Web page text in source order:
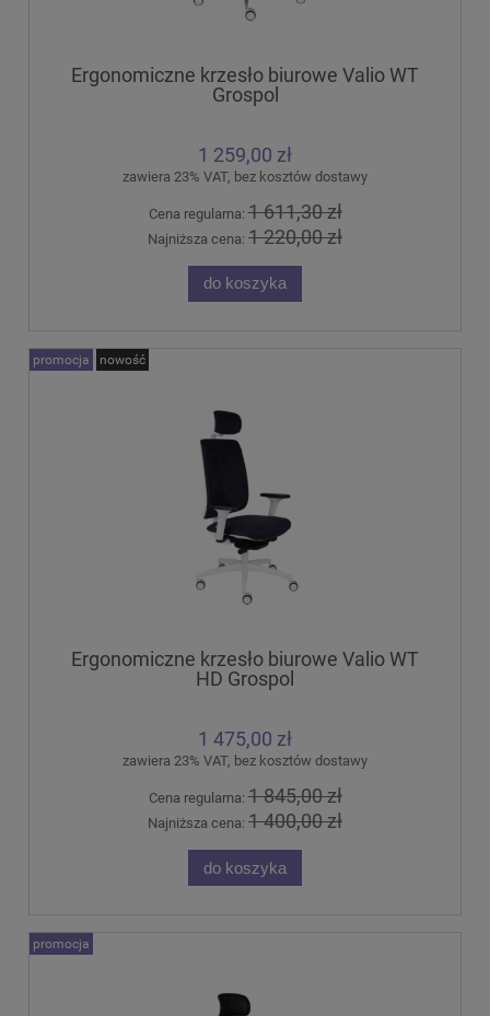
Ergonomiczne krzesło biurowe Valio WT
Grospol
1 259,00 zł
zawiera 23% VAT, bez kosztów dostawy
Cena regularna:1 611,30 zł
Najniższa cena: 1 220,00 zł
do koszyka
Ergonomiczne krzesło biurowe Valio WT
HD Grospol
1 475,00 zł
zawiera 23% VAT, bez kosztów dostawy
Cena regularna:1 845,00 zł
Najniższa cena: 1 400,00 zł
do koszyka
promocja nowość
promocja